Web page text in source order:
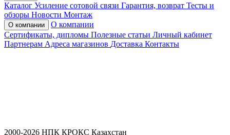
Каталог Усиление сотовой связи Гарантия, возврат Тесты и
обзоры Новости Монтаж
О компании
О компании
Сертификаты, дипломы Полезные статьи Личный кабинет
Партнерам Адреса магазинов Доставка Контакты
2000-2026 НПК КРОКС Казахстан